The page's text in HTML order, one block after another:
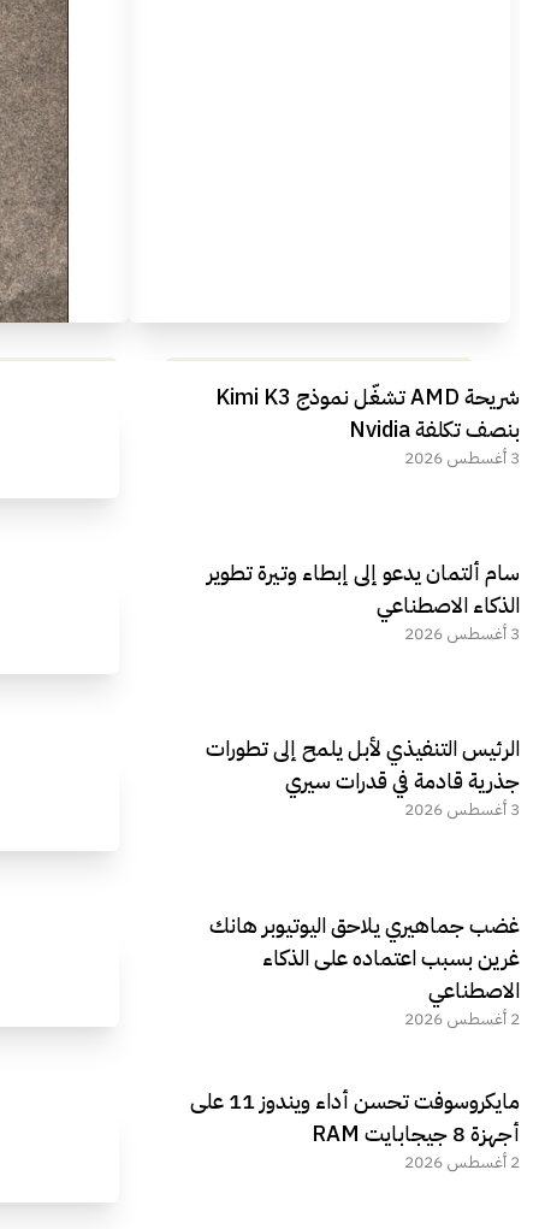
مراجعة شاملة لعملاق الألعاب
الجديد REDMAGIC 11 AIR
شريحة AMD تشغّل نموذج Kimi K3
بنصف تكلفة Nvidia
3 أغسطس 2026
سام ألتمان يدعو إلى إبطاء وتيرة تطوير
الذكاء الاصطناعي
3 أغسطس 2026
الرئيس التنفيذي لأبل يلمح إلى تطورات
جذرية قادمة في قدرات سيري
3 أغسطس 2026
غضب جماهيري يلاحق اليوتيوبر هانك
غرين بسبب اعتماده على الذكاء
الاصطناعي
2 أغسطس 2026
مايكروسوفت تحسن أداء ويندوز 11 على
أجهزة 8 جيجابايت RAM
2 أغسطس 2026